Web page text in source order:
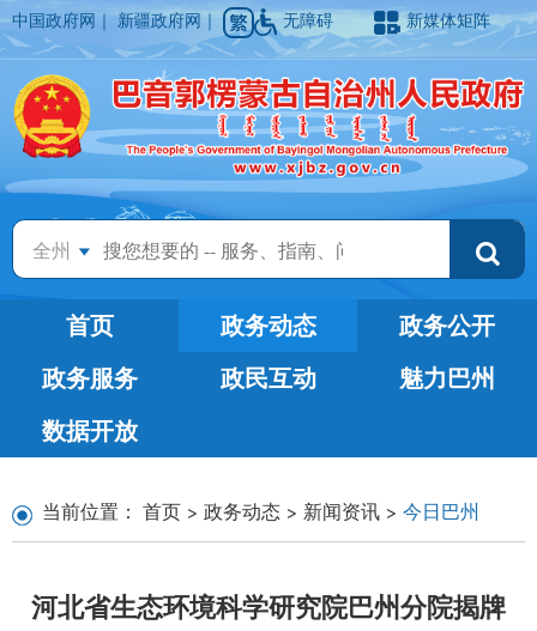
中国政府网 ｜新疆政府网 ｜ 无障碍 新媒体矩阵
全州
首页 政务动态
政务公开
政务服务
政民互动
魅力巴州
数据开放
当前位置： 首页 > 政务动态 > 新闻资讯 > 今日巴州
河北省生态环境科学研究院巴州分院揭牌